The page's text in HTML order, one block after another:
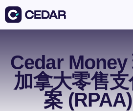
Cedar Money
加拿大零售
案